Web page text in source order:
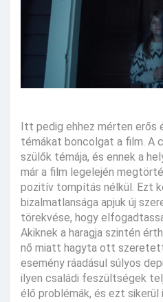
Itt pedig ehhez mérten erős
témákat boncolgat a film. A
szülők témája, és ennek a
már a film legelején
pozitív tompítás nélkül. Ezt
bizalmatlansága apjuk új
törekvése, hogy
Akiknek a haragja szintén
nő miatt hagyta ott
esemény ráadásul súlyos
ilyen családi feszültségek
élő problémák, és ezt sikerül